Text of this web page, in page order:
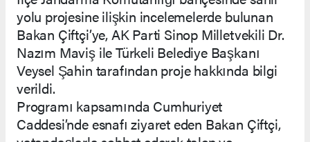
yolu projesine ilişkin incelemelerde bulunan
Bakan Çiftçi’ye, AK Parti Sinop Milletvekili Dr.
Nazım Maviş ile Türkeli Belediye Başkanı
Veysel Şahin tarafından proje hakkında bilgi
verildi.
Programı kapsamında Cumhuriyet
Caddesi’nde esnafı ziyaret eden Bakan Çiftçi,